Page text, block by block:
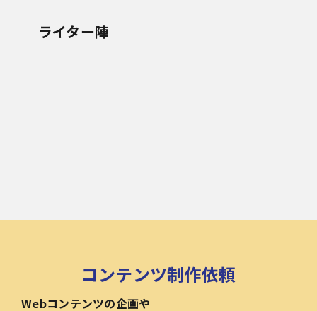
ライター陣
コンテンツ制作依頼
Webコンテンツの企画や